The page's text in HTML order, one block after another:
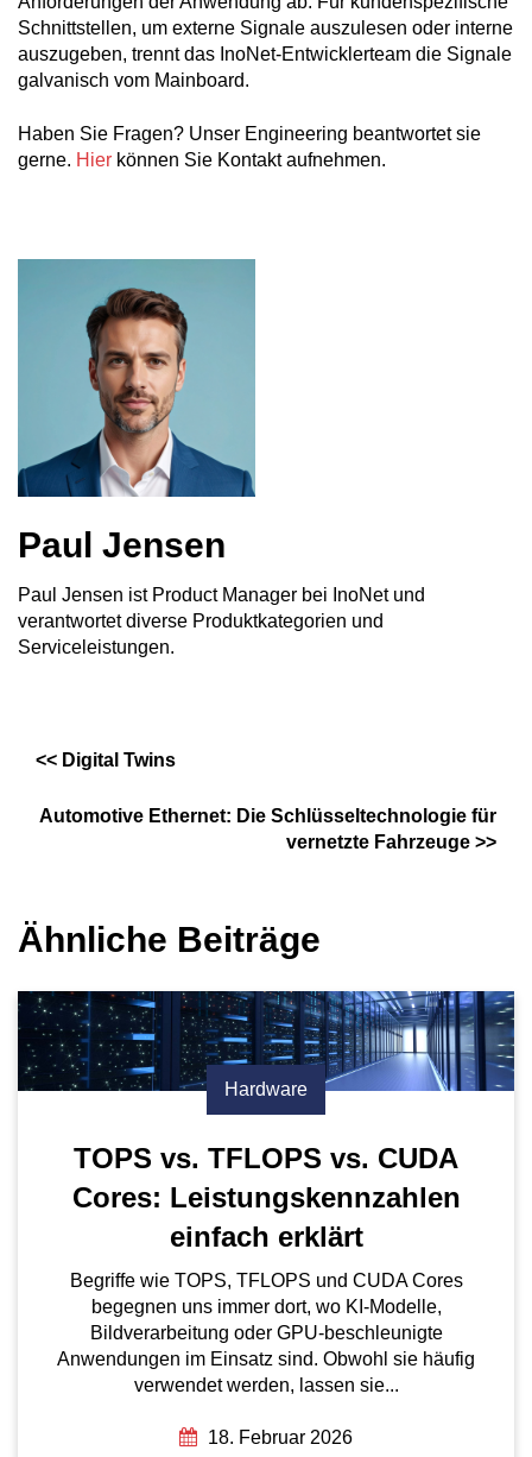
Schnittstellen, um externe Signale auszulesen oder interne
auszugeben, trennt das InoNet-Entwicklerteam die Signale
galvanisch vom Mainboard.
Haben Sie Fragen? Unser Engineering beantwortet sie
gerne. Hier können Sie Kontakt aufnehmen.
Paul Jensen
Paul Jensen ist Product Manager bei InoNet und
verantwortet diverse Produktkategorien und
Serviceleistungen.
<< Digital Twins
Automotive Ethernet: Die Schlüsseltechnologie für
vernetzte Fahrzeuge >>
Ähnliche Beiträge
Hardware
TOPS vs. TFLOPS vs. CUDA
Cores: Leistungskennzahlen
einfach erklärt
Begriffe wie TOPS, TFLOPS und CUDA Cores
begegnen uns immer dort, wo KI-Modelle,
Bildverarbeitung oder GPU-beschleunigte
Anwendungen im Einsatz sind. Obwohl sie häufig
verwendet werden, lassen sie...
18. Februar 2026